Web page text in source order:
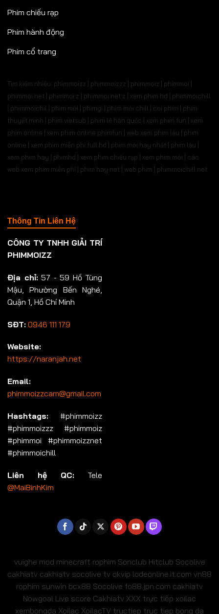
Phim chiếu rạp
Phim hành động
Phim cổ trang
Tìm kiếm nhiều: phimmoizz | phimmoizzz | phimmoiz | phimmoi |
phimmoi net | phimmoi.z | phimmoi.net z | xem phim hd | phimmoichill
| phimmoichil | phim mới | phimgi | phim mới chill | coi phim | phim
thuyết minh | phim vietsub | phim lẻ hàn quốc | xem phim fun | xem
phim online | xem phim online phimfun | web xem phim lậu | phim
online | xem phim miễn phí full hd | phim mới hay nhất | phim lậu |
xem phim hay | phimhd | xem phim chiếu rạp | xem phim mới | các
web xem phim miễn phí | phim hay.net | web phim | phimmoichill net
Thông Tin Liên Hệ
CÔNG TY TNHH GIẢI TRÍ
PHIMMOIZZ
Địa chỉ:57 - 59 Hồ Tùng
Mậu, Phường Bến Nghé,
Quận 1, Hồ Chí Minh
SĐT: 0946 111 179
Website:
https://naranjah.net
Email:
phimmoizzcam@gmail.com
Hashtags: #phimmoizz
#phimmoizzz #phimmoiz
#phimmoi #phimmoizznet
#phimmoichill
Liên hệ QC: Tele
@MaiBinhKim
vuighe mod minecraft rophim Sonclub Hitclub Socolive
cakhiatv cakhiatv socolive tv okvip lodeonline.it.com vn88
rophim sunwin bcx88 Socolive fo88.jpn.com cakhiatv
Nowgoal Live score Cakhiatv XXX trực tiếp xoilac
xembongda Xoilac XoilacTV tructiep truc tiep bong da